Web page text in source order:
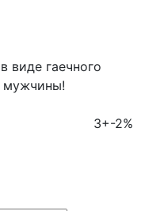
виде гаечного
мужчины!
3+-2%